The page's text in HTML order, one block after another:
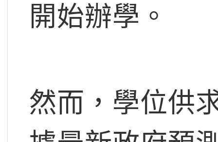
開始辦學。
然而，學位供